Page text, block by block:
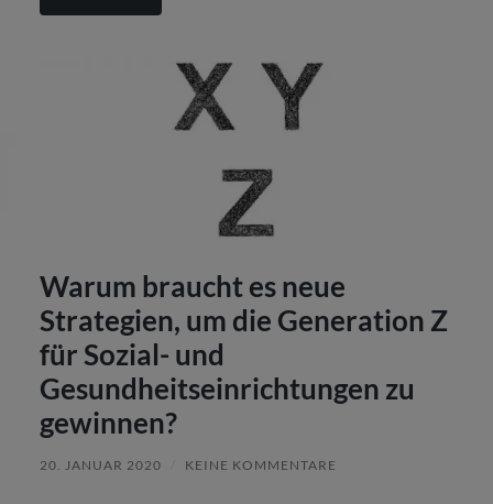
Warum braucht es neue
Strategien, um die Generation Z
für Sozial- und
Gesundheitseinrichtungen zu
gewinnen?
20. JANUAR 2020 KEINE KOMMENTARE